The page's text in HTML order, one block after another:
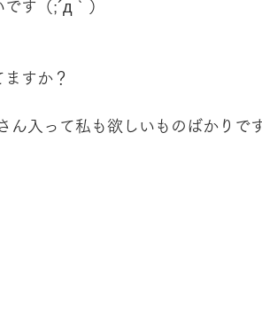
す（;´д｀）
すか？
ん入って私も欲しいものばかりで